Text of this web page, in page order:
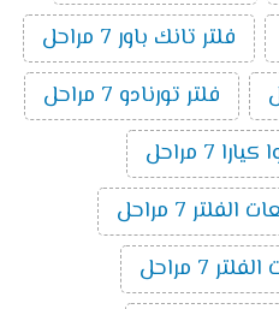
فلتر تانك باور 7 مراحل
فلتر تورنادو 7 مراحل
7 مراحل
7 مراحل
7 مراحل